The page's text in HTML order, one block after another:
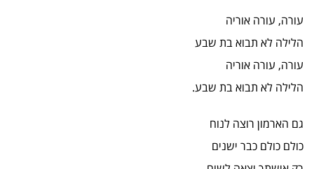
עורה, עורה אוריה
הלילה לא תבוא בת שבע
עורה, עורה אוריה
הלילה לא תבוא בת שבע.
גם הארמון רוצה לנוח
כולם כולם כבר ישנים